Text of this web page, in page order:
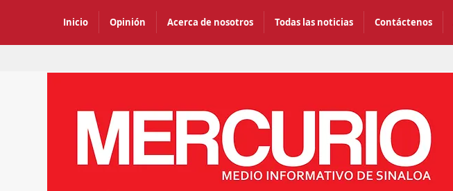
Inicio Opinión Acerca de nosotros Todas las noticias Contáctenos